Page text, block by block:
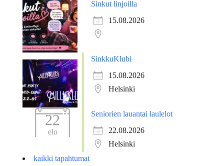
Sinkut linjoilla
15.08.2026
SinkkuKlubi
15.08.2026
Helsinki
22
elo
Seniorien lauantai laulelot
22.08.2026
Helsinki
kaikki tapahtumat